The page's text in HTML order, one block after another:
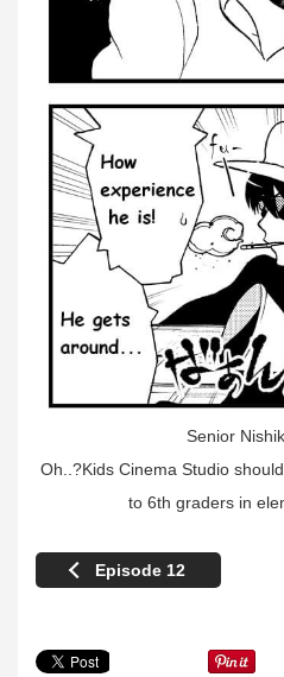
Senior
Oh..?Kids Cinema Studio
to 6th graders in
Episode 12